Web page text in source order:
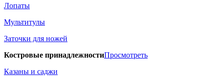
Лопаты
Мультитулы
Заточки для ножей
Костровые принадлежностиПросмотреть
Казаны и саджи